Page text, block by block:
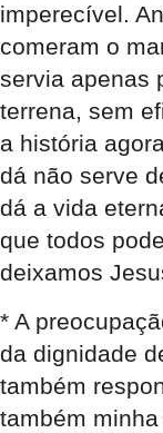
imperecível.
comeram o
servia apenas
terrena, sem
a história
dá não serve
dá a vida
que todos
deixamos
* A
da dignidade
também
também